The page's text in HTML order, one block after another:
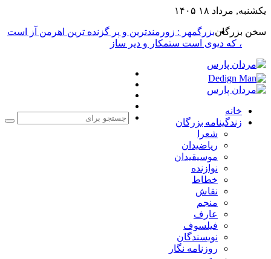
یکشنبه, مرداد ۱۸ ۱۴۰۵
سخن بزرگانبزرگمهر : زورمندترین و پر گزنده ترین اهرمن آز است
، که دیوی است ستمکار و دیر ساز
خانه
زندگینامه بزرگان
شعرا
ریاضیدان
موسیقیدان
نوازنده
خطاط
نقاش
منجم
عارف
فیلسوف
نویسندگان
روزنامه نگار